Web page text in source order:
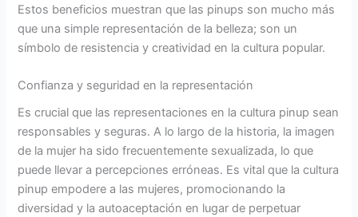
Estos beneficios muestran que las pinups son mucho más
que una simple representación de la belleza; son un
símbolo de resistencia y creatividad en la cultura popular.
Confianza y seguridad en la representación
Es crucial que las representaciones en la cultura pinup sean
responsables y seguras. A lo largo de la historia, la imagen
de la mujer ha sido frecuentemente sexualizada, lo que
puede llevar a percepciones erróneas. Es vital que la cultura
pinup empodere a las mujeres, promocionando la
diversidad y la autoaceptación en lugar de perpetuar